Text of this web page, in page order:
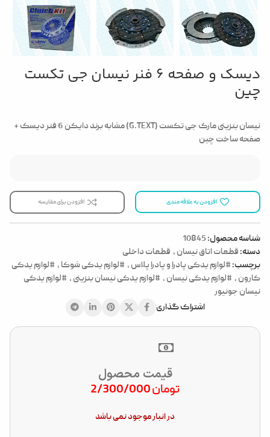
دیسک و صفحه 6 فنر نیسان جی تکست
چین
نیسان بنزینی مارک جی تکست (G.TEXT) مشابه برند دایکن 6 فنر دیسک +
صفحه ساخت چین
افزودن به علاقه مندی افزودن برای مقایسه
شناسه محصول:10845
دسته: قطعات اتاق نیسان , قطعات داخلی
برچسب:#لوازم یدکی پادرا و پادرا پلاس , #لوازم یدکی شوکا , #لوازم یدکی
کارون , #لوازم یدکی نیسان , #لوازم یدکی نیسان بنزینی , #لوازم یدکی
نیسان جونیور
اشتراک گذاری
قیمت محصول
تومان
در انبار موجود نمی باشد